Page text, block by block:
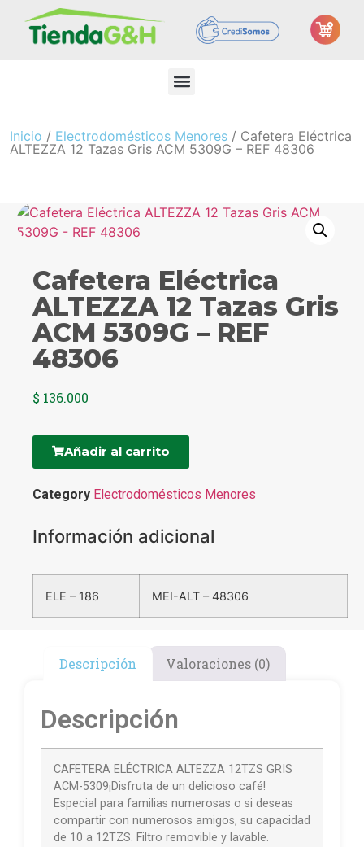
Inicio / Electrodomésticos Menores / Cafetera Eléctrica
ALTEZZA 12 Tazas Gris ACM 5309G – REF 48306
Cafetera Eléctrica
ALTEZZA 12 Tazas Gris
ACM 5309G – REF
48306
$ 136.000
Añadir al carrito
Category Electrodomésticos Menores
Información adicional
ELE – 186 MEI-ALT – 48306
Descripción Valoraciones (0)
Descripción
CAFETERA ELÉCTRICA ALTEZZA 12TZS GRIS
ACM-5309¡Disfruta de un delicioso café!
Especial para familias numerosas o si deseas
compartir con numerosos amigos, su capacidad
de 10 a 12TZS. Filtro removible y lavable.